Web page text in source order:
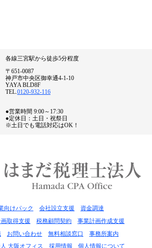
各線三宮駅から徒歩5分程度
〒651-0087
神戸市中央区御幸通4-1-10
YAYA BLD8F
TEL.0120-932-116
●営業時間 9:00～17:30
●定休日：土日・祝祭日
※土日でも電話対応はOK！
向けパック 会社設立支援
資金調達
取得支援
税務顧問契約
事業計画作成支援
お問い合わせ 無料相談窓口
事務所案内
大阪オフィス
採用情報 個人情報について